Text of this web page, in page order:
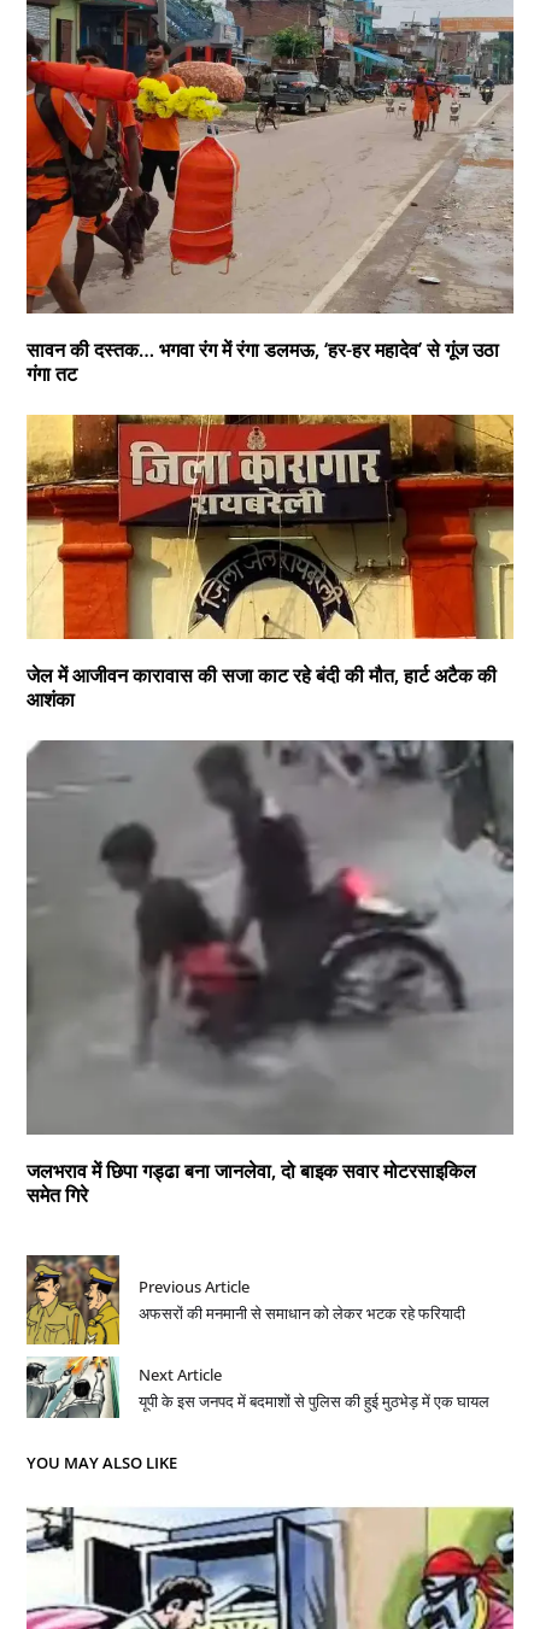
सावन की दस्तक… भगवा रंग में रंगा डलमऊ, ‘हर-हर महादेव’ से गूंज उठा
गंगा तट
जेल में आजीवन कारावास की सजा काट रहे बंदी की मौत, हार्ट अटैक की
आशंका
जलभराव में छिपा गड्ढा बना जानलेवा, दो बाइक सवार मोटरसाइकिल
समेत गिरे
Previous Article
अफसरों की मनमानी से समाधान को लेकर भटक रहे फरियादी
Next Article
यूपी के इस जनपद में बदमाशों से पुलिस की हुई मुठभेड़ में एक घायल
YOU MAY ALSO LIKE